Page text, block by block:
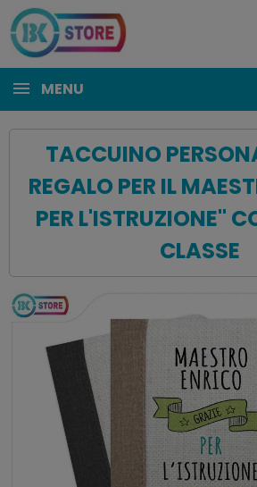
MENU
TACCUINO
REGALO PER IL
PER L'ISTRUZIONE"
CLASSE